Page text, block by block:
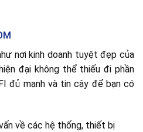
nơi kinh doanh tuyệt đẹp của
đại không thể thiếu đi phần
đủ mạnh và tin cậy để bạn có
về các hệ thống, thiết bị